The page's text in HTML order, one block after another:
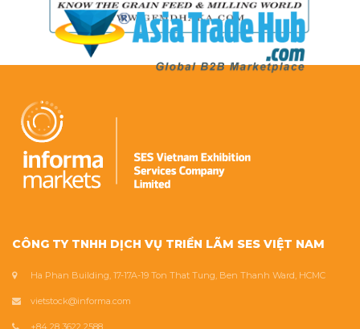
CÔNG TY TNHH DỊCH VỤ TRIỂN LÃM SES VIỆT NAM
Ha Phan Building, 17-17A-19 Ton That Tung, Ben Thanh Ward, HCMC
vietstock@informa.com
+84 28 3622 2588